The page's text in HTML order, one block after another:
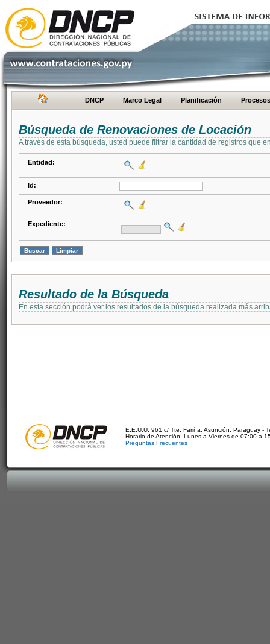
DNCP Marco Legal Planificación Procesos
Búsqueda de Renovaciones de Locación
A través de esta búsqueda, usted puede filtrar la cantidad de registros que
Entidad:
Id:
Proveedor:
Expediente:
Resultado de la Búsqueda
En esta sección podrá ver los resultados de la búsqueda realizada más
E.E.U.U. 961 c/ Tte. Fariña. Asunción, Paraguay -
Horario de Atención: Lunes a Viernes de 07:00 a
Preguntas Frecuentes